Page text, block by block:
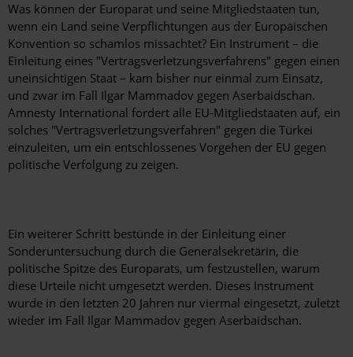
Was können der Europarat und seine Mitgliedstaaten tun,
wenn ein Land seine Verpflichtungen aus der Europäischen
Konvention so schamlos missachtet? Ein Instrument – die
Einleitung eines "Vertragsverletzungsverfahrens" gegen einen
uneinsichtigen Staat – kam bisher nur einmal zum Einsatz,
und zwar im Fall Ilgar Mammadov gegen Aserbaidschan.
Amnesty International fordert alle EU-Mitgliedstaaten auf, ein
solches "Vertragsverletzungsverfahren" gegen die Türkei
einzuleiten, um ein entschlossenes Vorgehen der EU gegen
politische Verfolgung zu zeigen.
Ein weiterer Schritt bestünde in der Einleitung einer
Sonderuntersuchung durch die Generalsekretärin, die
politische Spitze des Europarats, um festzustellen, warum
diese Urteile nicht umgesetzt werden. Dieses Instrument
wurde in den letzten 20 Jahren nur viermal eingesetzt, zuletzt
wieder im Fall Ilgar Mammadov gegen Aserbaidschan.